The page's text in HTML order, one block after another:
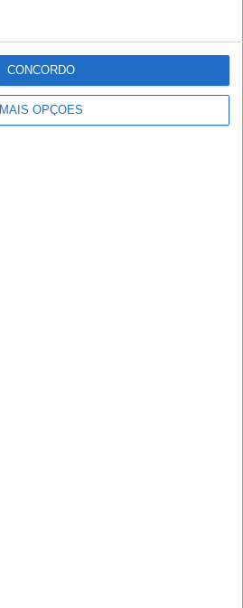
MAIS OPÇÕES
CONCORDO